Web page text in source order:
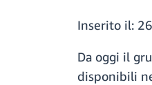
Inserito il:
Da oggi il
disponibili